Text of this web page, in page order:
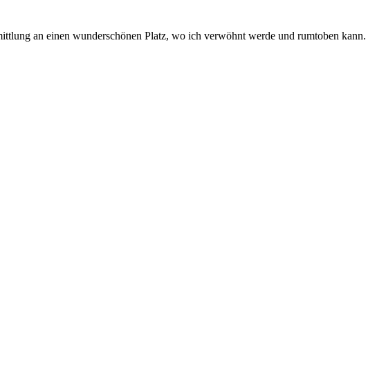
an einen wunderschönen Platz, wo ich verwöhnt werde und rumtoben kann.